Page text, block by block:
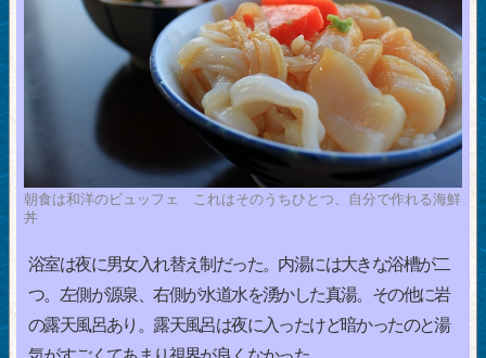
朝食は和洋のビュッフェ これはそのうちひとつ、自分で作れる海鮮
丼
浴室は夜に男女入れ替え制だった。内湯には大きな浴槽が二
つ。左側が源泉、右側が水道水を湧かした真湯。その他に岩
の露天風呂あり。露天風呂は夜に入ったけど暗かったのと湯